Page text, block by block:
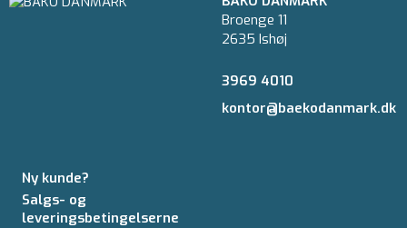
Broenge 11
2635 Ishøj
3969 4010
kontor@baekodanmark.dk
Ny kunde?
Salgs- og
leveringsbetingelserne